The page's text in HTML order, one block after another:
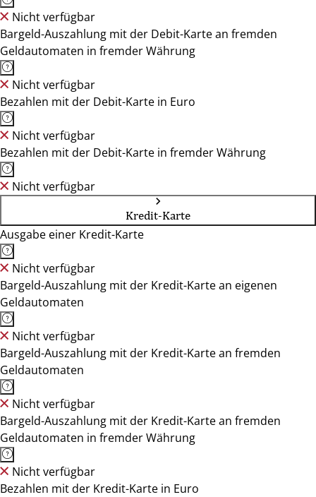
Nicht verfügbar
Bargeld-Auszahlung mit der Debit-Karte an fremden
Geldautomaten in fremder Währung
Nicht verfügbar
Bezahlen mit der Debit-Karte in Euro
Nicht verfügbar
Bezahlen mit der Debit-Karte in fremder Währung
Nicht verfügbar
Kredit-Karte
Ausgabe einer Kredit-Karte
Nicht verfügbar
Bargeld-Auszahlung mit der Kredit-Karte an eigenen
Geldautomaten
Nicht verfügbar
Bargeld-Auszahlung mit der Kredit-Karte an fremden
Geldautomaten
Nicht verfügbar
Bargeld-Auszahlung mit der Kredit-Karte an fremden
Geldautomaten in fremder Währung
Nicht verfügbar
Bezahlen mit der Kredit-Karte in Euro